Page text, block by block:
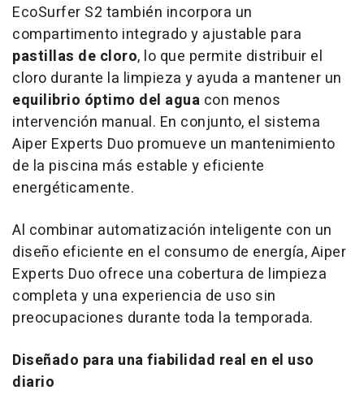
EcoSurfer S2 también incorpora un
compartimento integrado y ajustable para
pastillas de cloro, lo que permite distribuir el
cloro durante la limpieza y ayuda a mantener un
equilibrio óptimo del agua con menos
intervención manual. En conjunto, el sistema
Aiper Experts Duo promueve un mantenimiento
de la piscina más estable y eficiente
energéticamente.
Al combinar automatización inteligente con un
diseño eficiente en el consumo de energía, Aiper
Experts Duo ofrece una cobertura de limpieza
completa y una experiencia de uso sin
preocupaciones durante toda la temporada.
Diseñado para una fiabilidad real en el uso
diario